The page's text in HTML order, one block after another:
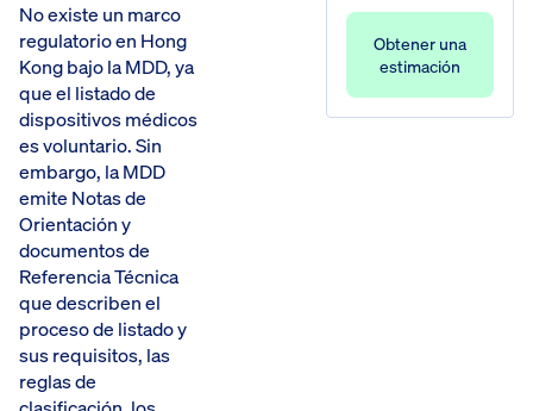
No existe un marco
regulatorio en Hong
Kong bajo la MDD, ya
que el listado de
dispositivos médicos
es voluntario. Sin
embargo, la MDD
emite Notas de
Orientación y
documentos de
Referencia Técnica
que describen el
proceso de listado y
sus requisitos, las
reglas de
Obtener una
estimación